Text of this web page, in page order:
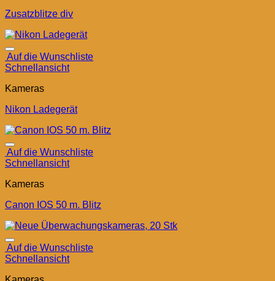
Zusatzblitze div
Auf die Wunschliste
Schnellansicht
Kameras
Nikon Ladegerät
Auf die Wunschliste
Schnellansicht
Kameras
Canon IOS 50 m. Blitz
Auf die Wunschliste
Schnellansicht